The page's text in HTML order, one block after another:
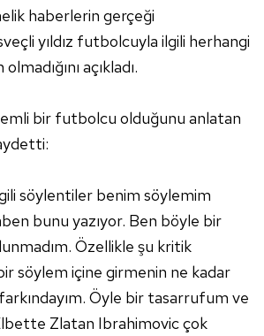
haberlerin gerçeği
yıldız futbolcuyla ilgili herhangi
açıkladı.
bir futbolcu olduğunu anlatan
söylentiler benim söylemim
bunu yazıyor. Ben böyle bir
Özellikle şu kritik
söylem içine girmenin ne kadar
farkındayım. Öyle bir tasarrufum ve
Zlatan Ibrahimovic çok